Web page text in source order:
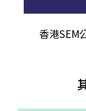
香港SEM